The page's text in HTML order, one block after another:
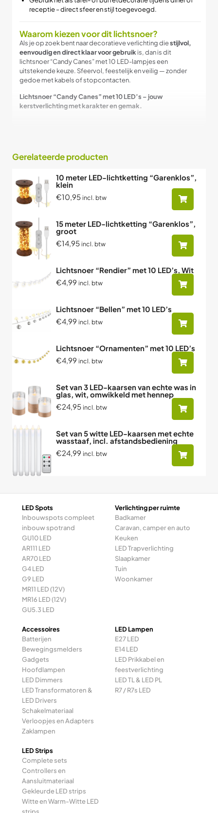
receptie – direct sfeer en stijl toegevoegd.
Waarom kiezen voor dit lichtsnoer?
Als je op zoek bent naar decoratieve verlichting diestijlvol,
eenvoudig en direct klaar voor gebruik is, dan is dit
lichtsnoer “Candy Canes” met 10 LED-lampjes een
uitstekende keuze. Sfeervol, feestelijk en veilig — zonder
gedoe met kabels of stopcontacten.
Lichtsnoer “Candy Canes” met 10 LED’s – jouw
kerstverlichting met karakter en gemak.
Gerelateerde producten
10 meter LED-lichtketting “Garenklos”,
klein
€10,95 incl. btw
15 meter LED-lichtketting “Garenklos”,
groot
€14,95 incl. btw
Lichtsnoer “Rendier” met 10 LED’s, Wit
€4,99 incl. btw
Lichtsnoer “Bellen” met 10 LED’s
€4,99 incl. btw
Lichtsnoer “Ornamenten” met 10 LED’s
€4,99 incl. btw
Set van 3 LED-kaarsen van echte was in
glas, wit, omwikkeld met hennep
€24,95 incl. btw
Set van 5 witte LED-kaarsen met echte
wasstaaf, incl. afstandsbediening
€24,99 incl. btw
LED Spots
Inbouwspots compleet
inbouw spotrand
GU10 LED
AR111 LED
AR70 LED
G4 LED
G9 LED
MR11 LED (12V)
MR16 LED (12V)
GU5.3 LED
Verlichting per ruimte
Badkamer
Caravan, camper en auto
Keuken
LED Trapverlichting
Slaapkamer
Tuin
Woonkamer
Accessoires
Batterijen
Bewegingsmelders
Gadgets
Hoofdlampen
LED Dimmers
LED Transformatoren &
LED Drivers
Schakelmateriaal
Verloopjes en Adapters
Zaklampen
LED Lampen
E27 LED
E14 LED
LED Prikkabel en
feestverlichting
LED TL & LED PL
R7 / R7s LED
LED Strips
Complete sets
Controllers en
Aansluitmateriaal
Gekleurde LED strips
Witte en Warm-Witte LED